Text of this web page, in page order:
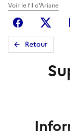
Voir le fil d'Ariane
FacebookX
Retour